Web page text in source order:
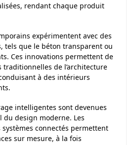
rendant chaque produit
expérimentent avec des
tels que le béton transparent ou
Ces innovations permettent de
traditionnelles de l’architecture
à des intérieurs
intelligentes sont devenues
du design moderne. Les
systèmes connectés permettent
sur mesure, à la fois